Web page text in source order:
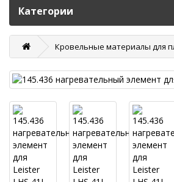
Категории
Кровельные материалы для